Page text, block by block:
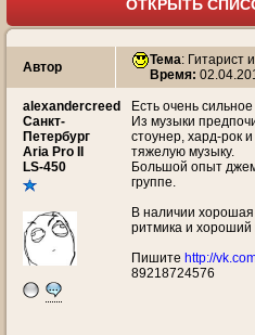
ОТКРЫТЬ
Автор Тема: Гитарист
Время:
alexandercreed
Санкт-
Петербург
Aria Pro II
LS-450
Есть очень
Из музыки
стоунер, хард-рок
тяжелую музыку.
Большой опыт
группе.
В наличии хорошая
ритмика и хороший
Пишите http://
89218724576